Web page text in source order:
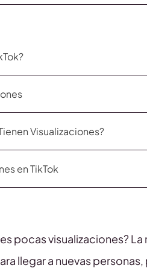
Visualizaciones?
en TikTok
pocas visualizaciones?
llegar a nuevas